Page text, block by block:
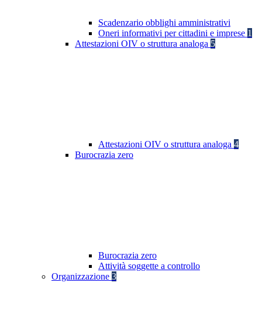
Scadenzario obblighi amministrativi
Oneri informativi per cittadini e imprese 1
Attestazioni OIV o struttura analoga 5
Attestazioni OIV o struttura analoga 4
Burocrazia zero
Burocrazia zero
Attività soggette a controllo
Organizzazione 3